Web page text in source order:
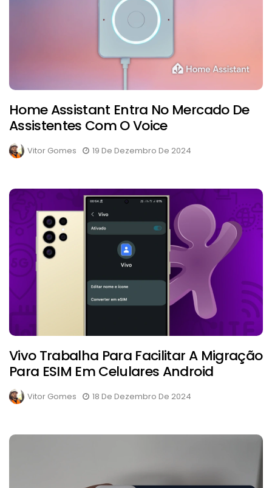
Home Assistant Entra No Mercado De
Assistentes Com O Voice
Vitor Gomes 19 De Dezembro De 2024
Vivo Trabalha Para Facilitar A Migração
Para ESIM Em Celulares Android
Vitor Gomes 18 De Dezembro De 2024